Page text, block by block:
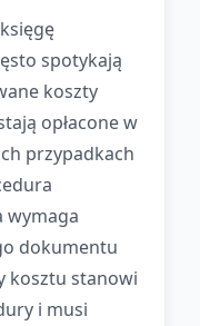
spotykają
koszty
opłacone w
przypadkach
wymaga
dokumentu
kosztu stanowi
i musi